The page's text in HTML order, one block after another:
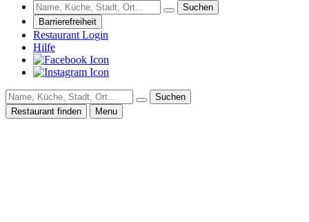
Suchen
Barrierefreiheit
Restaurant Login
Hilfe
Suchen
Restaurant finden
Menu